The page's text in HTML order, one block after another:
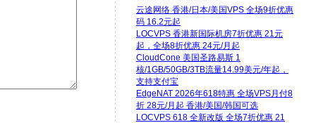
云途网络 香港/日本/美国VPS 全场9折优惠
码 16.2元起
LOCVPS 香港新国际机房7折优惠 21元
起，全场8折优惠 24元/月起
CloudCone 美国圣路易斯 1
核/1GB/50GB/3TB流量14.99美元/年起，
支持支付宝
EdgeNAT 2026年618特惠 全场VPS月付8
折 28元/月起 香港/美国/韩国可选
LOCVPS 618 全新改版 全场7折优惠 21